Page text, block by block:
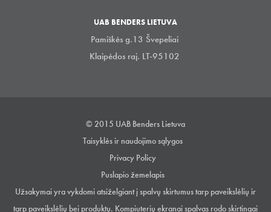
UAB BENDERS LIETUVA
Pamiškės g.13 Švepeliai
Klaipėdos raj. LT-95102
© 2015 UAB Benders Lietuva
Taisyklės ir naudojimo sąlygos
Privacy Policy
Puslapio žemelapis
Užsakymai yra vykdomi atsiželgiant į spalvų skirtumus tarp paveikslėlių ir
tarp paveikslėlių bei produktų. Kompiuterių ekranai spalvas rodo skirtingai